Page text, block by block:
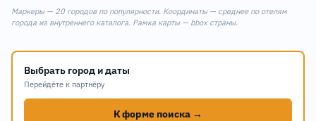
+
Маркеры — 20 городов по популярности. Координаты — среднее по отелям
города из внутреннего каталога. Рамка карты — bbox страны.
Выбрать город и даты
Перейдёте к партнёру
К форме поиска →